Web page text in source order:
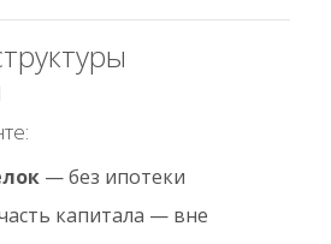
— без ипотеки
капитала — вне